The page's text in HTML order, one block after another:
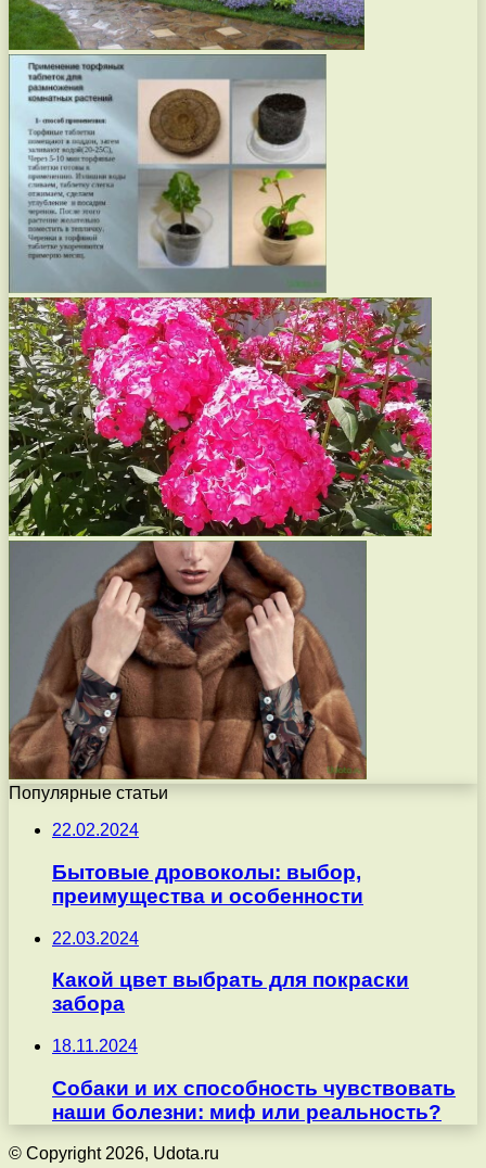
Популярные статьи
22.02.2024
Бытовые дровоколы: выбор,
преимущества и особенности
22.03.2024
Какой цвет выбрать для покраски
забора
18.11.2024
Собаки и их способность чувствовать
наши болезни: миф или реальность?
© Copyright 2026, Udota.ru